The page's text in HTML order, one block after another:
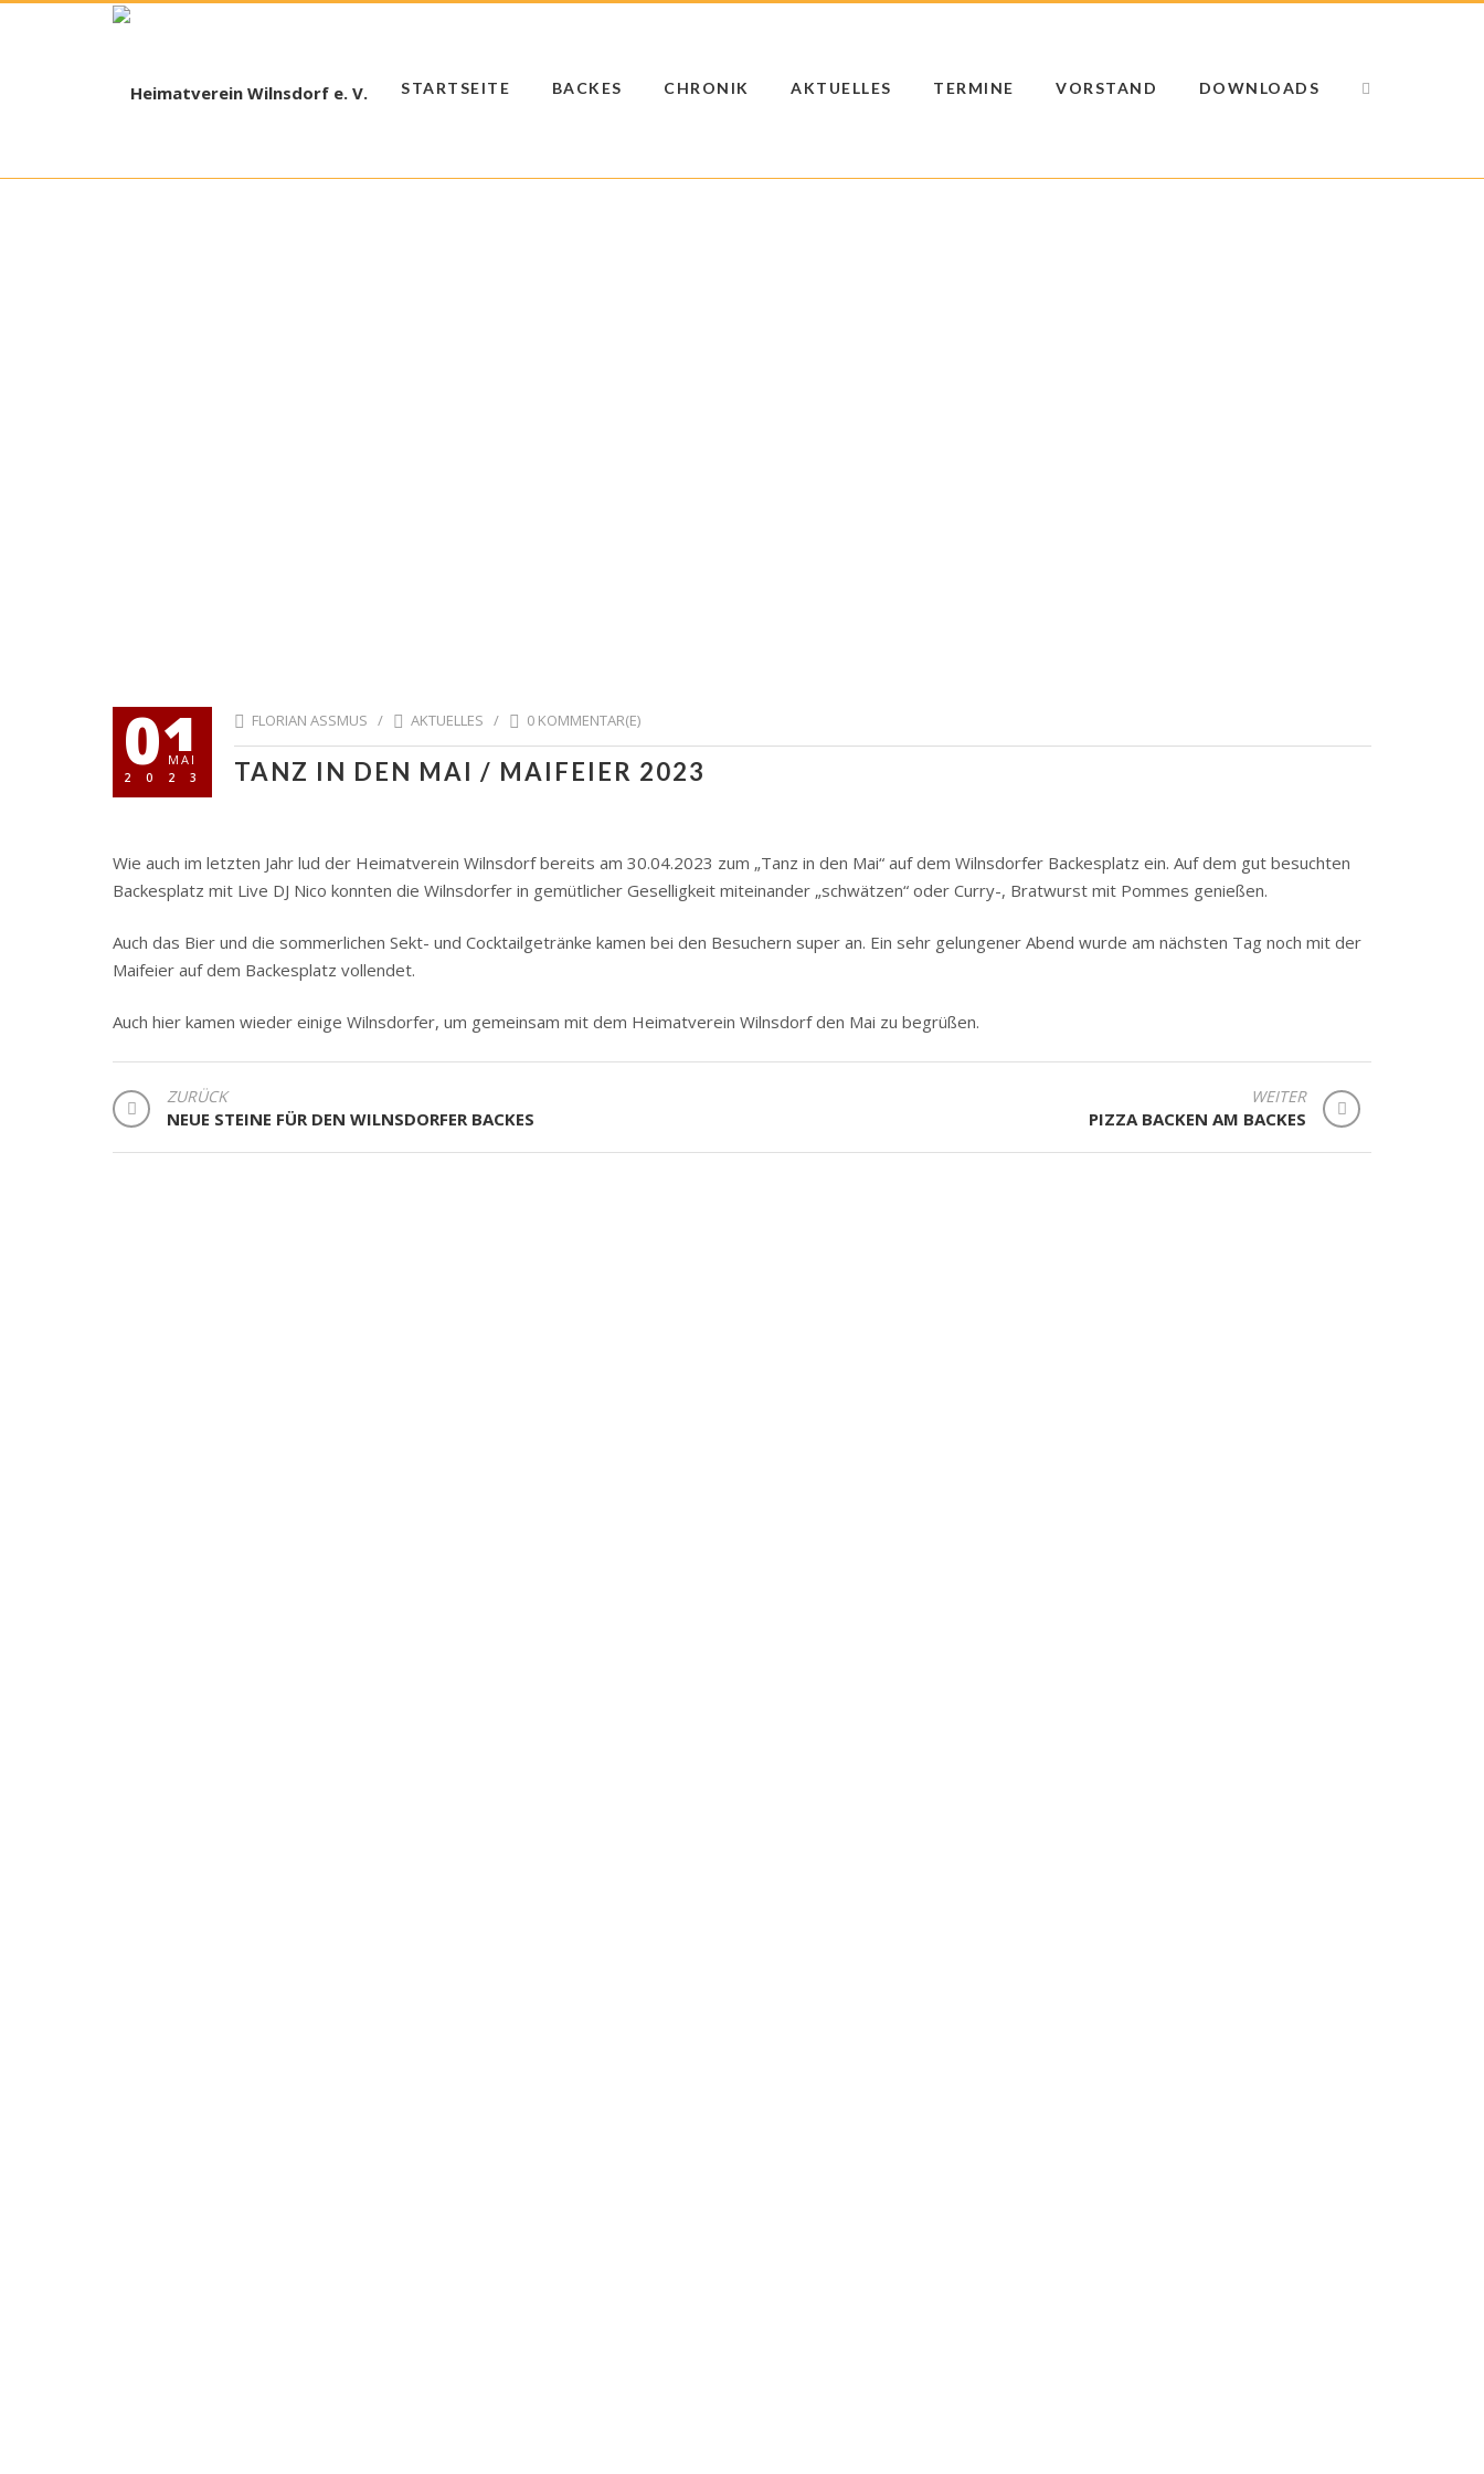
STARTSEITE BACKES CHRONIK AKTUELLES TERMINE VORSTAND DOWNLOADS
01
MAI
2023
FLORIAN ASSMUS / AKTUELLES / 0 KOMMENTAR(E)
TANZ IN DEN MAI / MAIFEIER 2023
Wie auch im letzten Jahr lud der Heimatverein Wilnsdorf bereits am 30.04.2023 zum „Tanz in den Mai“ auf dem Wilnsdorfer Backesplatz ein. Auf dem gut besuchten
Backesplatz mit Live DJ Nico konnten die Wilnsdorfer in gemütlicher Geselligkeit miteinander „schwätzen“ oder Curry-, Bratwurst mit Pommes genießen.
Auch das Bier und die sommerlichen Sekt- und Cocktailgetränke kamen bei den Besuchern super an. Ein sehr gelungener Abend wurde am nächsten Tag noch mit der
Maifeier auf dem Backesplatz vollendet.
Auch hier kamen wieder einige Wilnsdorfer, um gemeinsam mit dem Heimatverein Wilnsdorf den Mai zu begrüßen.
BEITRAGSNAVIGATION
ZURÜCK
NEUE STEINE FÜR DEN WILNSDORFER BACKES
WEITER
PIZZA BACKEN AM BACKES